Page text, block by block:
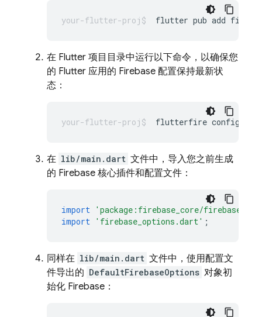
flutter pub add
在 Flutter 项目目录中运行以下命令，以确保您
的 Flutter 应用的 Firebase 配置保持最新状
态：
flutterfire
在 lib/main.dart 文件中，导入您之前生成
的 Firebase 核心插件和配置文件：
import 'package:firebase_core/
import 'firebase_options.dart' ;
同样在 lib/main.dart 文件中，使用配置文
件导出的 DefaultFirebaseOptions 对象初
始化 Firebase：